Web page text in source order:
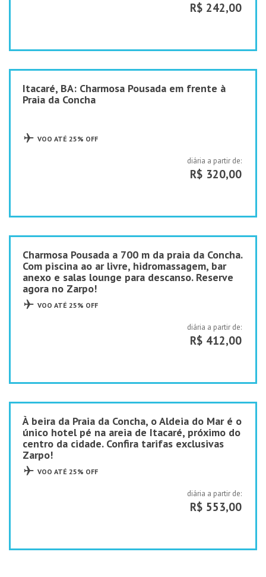
R$ 242,00
Itacaré, BA: Charmosa Pousada em frente à
Praia da Concha
VOO ATÉ 25% OFF
diária a partir de:
R$ 320,00
Charmosa Pousada a 700 m da praia da Concha.
Com piscina ao ar livre, hidromassagem, bar
anexo e salas lounge para descanso. Reserve
agora no Zarpo!
VOO ATÉ 25% OFF
diária a partir de:
R$ 412,00
À beira da Praia da Concha, o Aldeia do Mar é o
único hotel pé na areia de Itacaré, próximo do
centro da cidade. Confira tarifas exclusivas
Zarpo!
VOO ATÉ 25% OFF
diária a partir de:
R$ 553,00